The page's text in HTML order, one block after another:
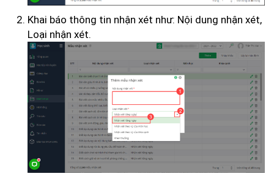
Khai báo thông tin nhận xét như: Nội dung nhận xét,
Loại nhận xét.